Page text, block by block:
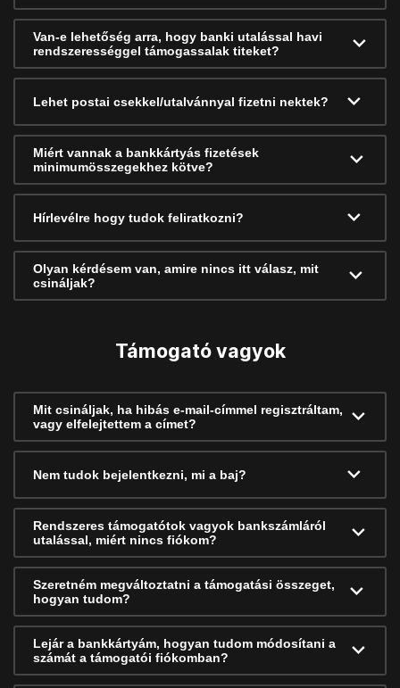
Van-e lehetőség arra, hogy banki utalással havi
rendszerességgel támogassalak titeket?
Lehet postai csekkel/utalvánnyal fizetni nektek?
Miért vannak a bankkártyás fizetések
minimumösszegekhez kötve?
Hírlevélre hogy tudok feliratkozni?
Olyan kérdésem van, amire nincs itt válasz, mit
csináljak?
Támogató vagyok
Mit csináljak, ha hibás e-mail-címmel regisztráltam,
vagy elfelejtettem a címet?
Nem tudok bejelentkezni, mi a baj?
Rendszeres támogatótok vagyok bankszámláról
utalással, miért nincs fiókom?
Szeretném megváltoztatni a támogatási összeget,
hogyan tudom?
Lejár a bankkártyám, hogyan tudom módosítani a
számát a támogatói fiókomban?